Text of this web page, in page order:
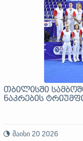
თბილისში
ნაკრების
მაისი 20 2026